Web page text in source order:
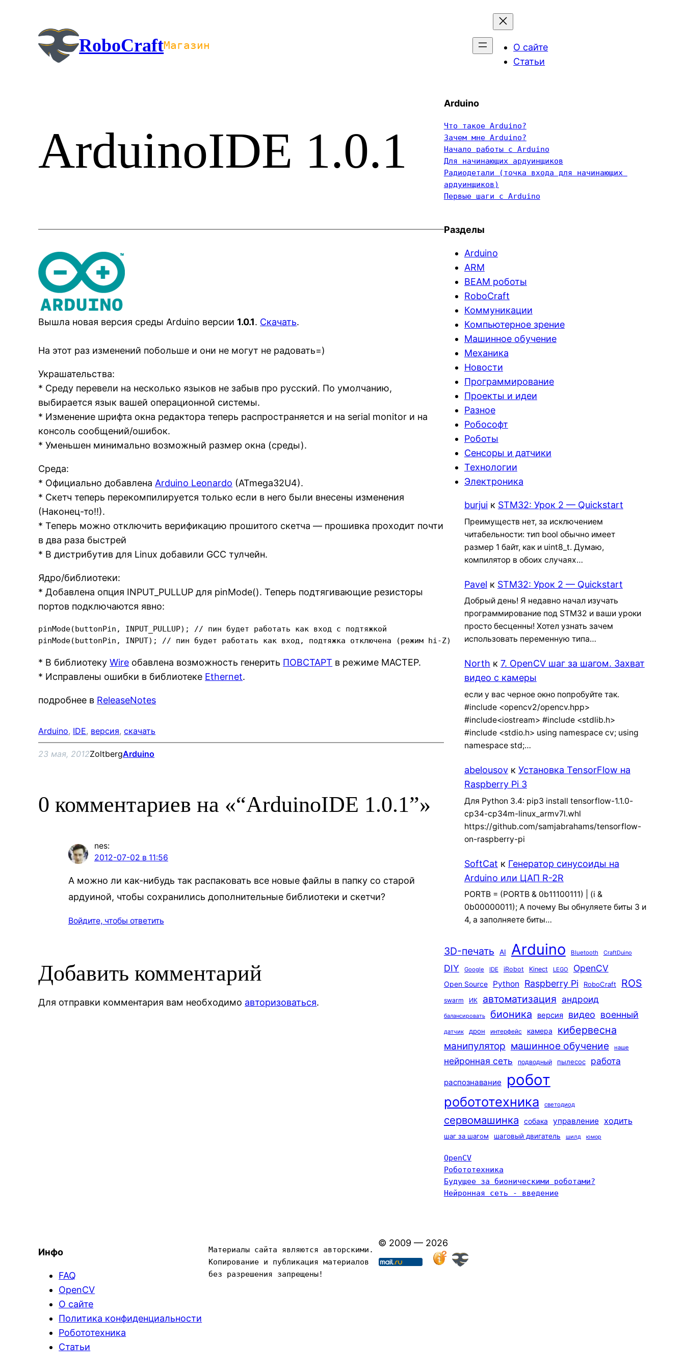
содержимому
RoboCraftМагазин
О сайте
Статьи
ArduinoIDE 1.0.1
Вышла новая версия среды Arduino версии 1.0.1. Скачать.
На этот раз изменений побольше и они не могут не радовать=)
Украшательства:
* Среду перевели на несколько языков не забыв про русский. По умолчанию,
выбирается язык вашей операционной системы.
* Изменение шрифта окна редактора теперь распространяется и на serial monitor и на
консоль сообщений/ошибок.
* Уменьшен минимально возможный размер окна (среды).
Среда:
* Официально добавлена Arduino Leonardo (ATmega32U4).
* Скетч теперь перекомпилируется только если в него были внесены изменения
(Наконец-то!!).
* Теперь можно отключить верификацию прошитого скетча — прошивка проходит почти
в два раза быстрей
* В дистрибутив для Linux добавили GCC тулчейн.
Ядро/библиотеки:
* Добавлена ​​опция INPUT_PULLUP для pinMode(). Теперь подтягивающие резисторы
портов подключаются явно:
pinMode(buttonPin, INPUT_PULLUP); // пин будет работать как вход с подтяжкой
* В библиотекуWire обавлена возможность генерить ПОВСТАРТ в режиме МАСТЕР.
* Исправлены ошибки в библиотеке Ethernet.
подробнее в ReleaseNotes
Arduino, IDE, версия, скачать
23 мая, 2012ZoltbergArduino
0 комментариев на «“ArduinoIDE 1.0.1”»
nes:
2012-07-02 в 11:56
А можно ли как-нибудь так распаковать все новые файлы в папку со старой
ардуиной, чтобы сохранились дополнительные библиотеки и скетчи?
Войдите, чтобы ответить
Добавить комментарий
Для отправки комментария вам необходимо авторизоваться.
Arduino
Что такое Arduino?
Зачем мне Arduino?
Начало работы с Arduino
Для начинающих ардуинщиков
Радиодетали (точка входа для начинающих
ардуинщиков)
Первые шаги с Arduino
Разделы
Arduino
ARM
BEAM роботы
RoboCraft
Коммуникации
Компьютерное зрение
Машинное обучение
Механика
Новости
Программирование
Проекты и идеи
Разное
Робософт
Роботы
Сенсоры и датчики
Технологии
Электроника
burjuiк STM32: Урок 2 — Quickstart
Преимуществ нет, за исключением
читабельности: тип bool обычно имеет
размер 1 байт, как и uint8_t. Думаю,
компилятор в обоих случаях…
Pavel к STM32: Урок 2 — Quickstart
Добрый день! Я недавно начал изучать
программирование под STM32 и ваши уроки
просто бесценны! Хотел узнать зачем
использовать переменную типа…
North к 7. OpenCV шаг за шагом. Захват
видео с камеры
если у вас черное окно попробуйте так.
#include <opencv2/opencv.hpp>
#include<iostream> #include <stdlib.h>
#include <stdio.h> using namespace cv; using
namespace std;…
abelousovк Установка TensorFlow на
Raspberry Pi 3
Для Python 3.4: pip3 install tensorflow-1.1.0-
cp34-cp34m-linux_armv7l.whl
https://github.com/samjabrahams/tensorflow-
on-raspberry-pi
SoftCat к Генератор синусоиды на
Arduino или ЦАП R-2R
PORTB = (PORTB & 0b11100111) | (i &
0b00000011); А почему Вы обнуляете биты 3 и
4, а заполняете биты…
3D-печать AI Arduino Bluetooth CraftDuino
DIY Google IDE iRobot Kinect LEGO OpenCV
Open Source Python Raspberry Pi RoboCraft ROS
swarm ИК автоматизация андроид
балансировать бионика версия видео военный
датчик дрон интерфейс камера кибервесна
манипулятор машинное обучение наше
нейронная сеть подводный пылесос работа
распознавание робот
робототехника светодиод
сервомашинка собака управление ходить
шаг за шагом шаговый двигатель шилд юмор
OpenCV
Робототехника
Будущее за бионическими роботами?
Нейронная сеть - введение
Инфо
FAQ
OpenCV
О сайте
Политика конфиденциальности
Робототехника
Статьи
Материалы сайта являются авторскими.
Копирование и публикация материалов
без разрешения запрещены!
© 2009 — 2026